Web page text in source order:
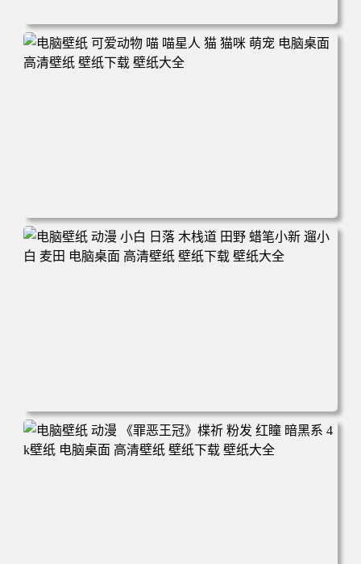
电脑壁纸 动漫 冬季 公交车 朱迪狐尼克 4K 电脑壁纸 3840x2
160 电脑桌面 高清壁纸 壁纸下载 壁纸大全
电脑壁纸 可爱动物 喵 喵星人 猫 猫咪 萌宠 电脑桌面 高清壁
纸 壁纸下载 壁纸大全
电脑壁纸 动漫 小白 日落 木栈道 田野 蜡笔小新 遛小白 麦田
电脑桌面 高清壁纸 壁纸下载 壁纸大全